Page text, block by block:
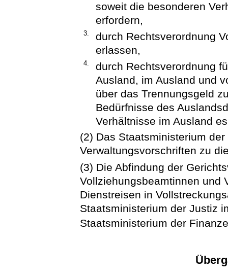
soweit die besonderen
erfordern,
3.
durch Rechtsverordnung
erlassen,
4.
durch Rechtsverordnung
Ausland, im Ausland und
über das Trennungsgeld
Bedürfnisse des
Verhältnisse im Ausland
(2) Das Staatsministerium
Verwaltungsvorschriften zu
(3) Die Abfindung der
Vollziehungsbeamtinnen und
Dienstreisen in
Staatsministerium der Justiz
Staatsministerium der